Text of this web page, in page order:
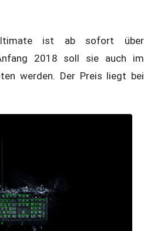
ist ab sofort über
2018 soll sie auch im
werden. Der Preis liegt bei